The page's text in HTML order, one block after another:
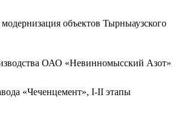
объектов Тырныаузского
ОАО «Невинномысский Азот»
«Чеченцемент», I-II этапы